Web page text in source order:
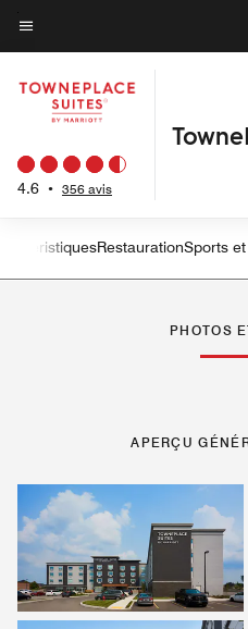
Skip
to
main
content
Texte du menu
4.6 • 356 avis
flèche vers la gauche
RestaurationSports
PHOTOS
APERÇU